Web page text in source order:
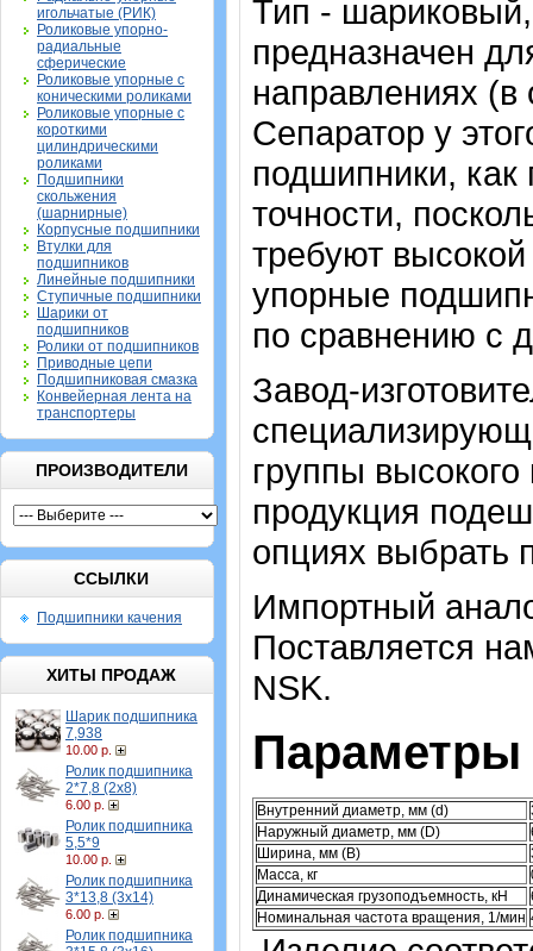
игольчатые (РИК)
Роликовые упорно-
радиальные
сферические
Роликовые упорные с
коническими роликами
Роликовые упорные с
короткими
цилиндрическими
роликами
Подшипники
скольжения
(шарнирные)
Корпусные подшипники
Втулки для
подшипников
Линейные подшипники
Ступичные подшипники
Шарики от
подшипников
Ролики от подшипников
Приводные цепи
Подшипниковая смазка
Конвейерная лента на
транспортеры
ПРОИЗВОДИТЕЛИ
ССЫЛКИ
Подшипники качения
ХИТЫ ПРОДАЖ
Шарик подшипника
7,938
10.00 р.
Ролик подшипника
2*7,8 (2х8)
6.00 р.
Ролик подшипника
5,5*9
10.00 р.
Ролик подшипника
3*13,8 (3х14)
6.00 р.
Ролик подшипника
Тип -
предназначен
направлениях (в
Сепаратор у
подшипники, как
точности,
требуют
упорные
по сравнению с
Завод-
группы
продукция
опциях выбрать
Импортный
Поставляется
NSK.
Параметры
Внутренний диаметр, мм (d)
Наружный диаметр, мм (D)
Ширина, мм (B)
Масса, кг
Динамическая грузоподъемность, кН
Номинальная частота вращения, 1/мин